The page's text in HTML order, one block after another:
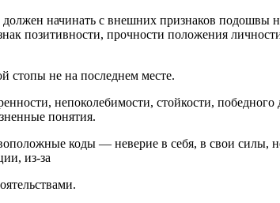
начинать с внешних признаков подошвы
позитивности, прочности положения
стопы не на последнем месте.
непоколебимости, стойкости,
понятия.
коды — неверие в себя, в свои
из-за